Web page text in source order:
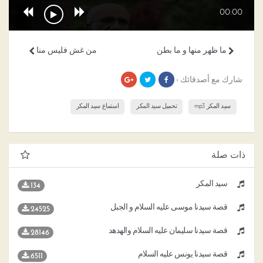
00:00
من غش فليس منا ما ظهر منها و ما بطن
شارك مع أصدقائك ›
سيد المكر mp3 تحميل سيد المكر استماع سيد المكر
ذات صلة
سيد المكر 134
قصة سيدنا موسى عليه السلام و الجبل 24525
قصة سيدنا سليمان عليه السلام والهدهد 28146
قصة سيدنا يونس عليه السلام 6511